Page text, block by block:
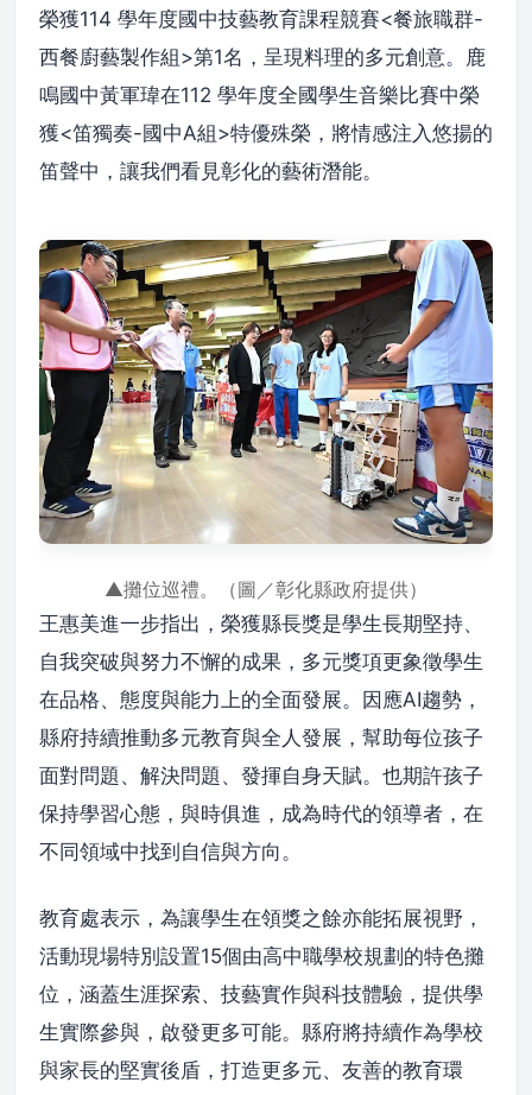
榮獲114 學年度國中技藝教育課程競賽<餐旅職群-
西餐廚藝製作組>第1名，呈現料理的多元創意。鹿
鳴國中黃軍瑋在112 學年度全國學生音樂比賽中榮
獲<笛獨奏-國中A組>特優殊榮，將情感注入悠揚的
笛聲中，讓我們看見彰化的藝術潛能。
▲攤位巡禮。（圖／彰化縣政府提供）
王惠美進一步指出，榮獲縣長獎是學生長期堅持、
自我突破與努力不懈的成果，多元獎項更象徵學生
在品格、態度與能力上的全面發展。因應AI趨勢，
縣府持續推動多元教育與全人發展，幫助每位孩子
面對問題、解決問題、發揮自身天賦。也期許孩子
保持學習心態，與時俱進，成為時代的領導者，在
不同領域中找到自信與方向。
教育處表示，為讓學生在領獎之餘亦能拓展視野，
活動現場特別設置15個由高中職學校規劃的特色攤
位，涵蓋生涯探索、技藝實作與科技體驗，提供學
生實際參與，啟發更多可能。縣府將持續作為學校
與家長的堅實後盾，打造更多元、友善的教育環